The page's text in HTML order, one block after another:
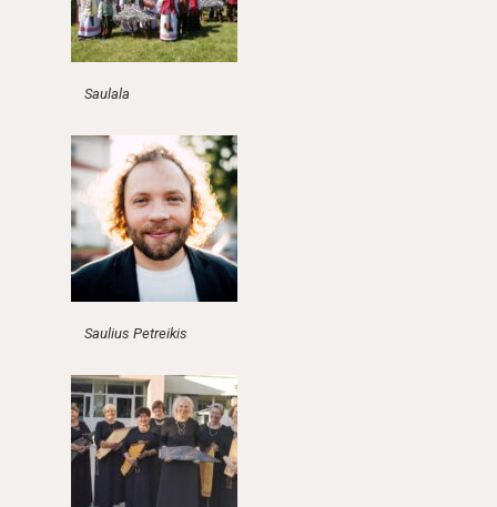
Saulala
Saulius Petreikis